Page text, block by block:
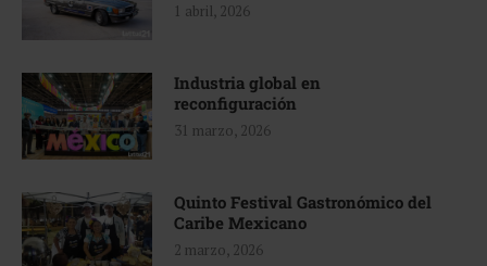
1 abril, 2026
Industria global en
reconfiguración
31 marzo, 2026
Quinto Festival Gastronómico del
Caribe Mexicano
2 marzo, 2026